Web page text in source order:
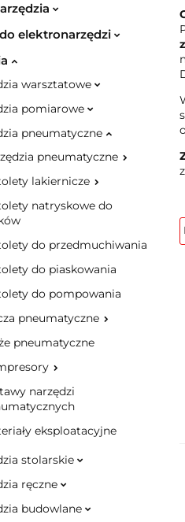
elektronarzędzi
warsztatowe
pomiarowe
pneumatyczne
pneumatyczne
lakiernicze
natryskowe do
do przedmuchiwania
do piaskowania
do pompowania
pneumatyczne
pneumatyczne
narzędzi
eksploatacyjne
stolarskie
ręczne
budowlane